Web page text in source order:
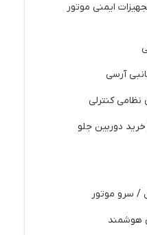
ایمنی موتور
آرسی
کنترلی
دوربین جلو
/ سرو موتور
هوشمند